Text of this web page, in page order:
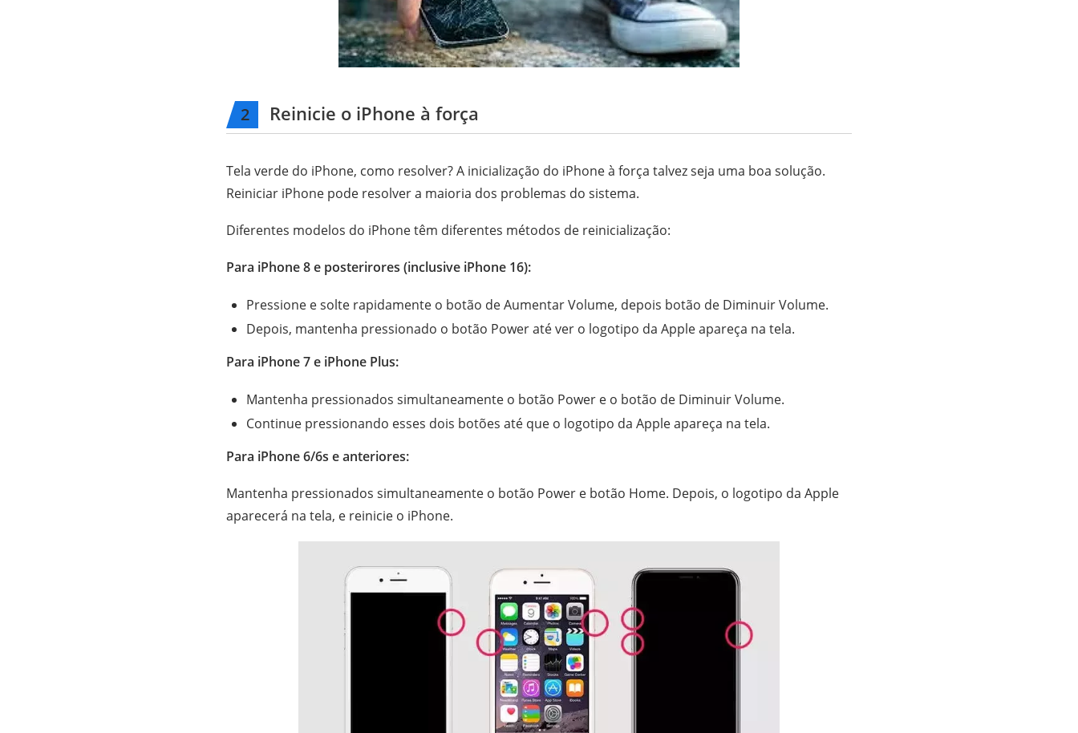
2 Reinicie o iPhone à força
Tela verde do iPhone, como resolver? A inicialização do iPhone à força talvez seja uma boa solução.
Reiniciar iPhone pode resolver a maioria dos problemas do sistema.
Diferentes modelos do iPhone têm diferentes métodos de reinicialização:
Para iPhone 8 e posterirores (inclusive iPhone 16):
Pressione e solte rapidamente o botão de Aumentar Volume, depois botão de Diminuir Volume.
Depois, mantenha pressionado o botão Power até ver o logotipo da Apple apareça na tela.
Para iPhone 7 e iPhone Plus:
Mantenha pressionados simultaneamente o botão Power e o botão de Diminuir Volume.
Continue pressionando esses dois botões até que o logotipo da Apple apareça na tela.
Para iPhone 6/6s e anteriores:
Mantenha pressionados simultaneamente o botão Power e botão Home. Depois, o logotipo da Apple
aparecerá na tela, e reinicie o iPhone.